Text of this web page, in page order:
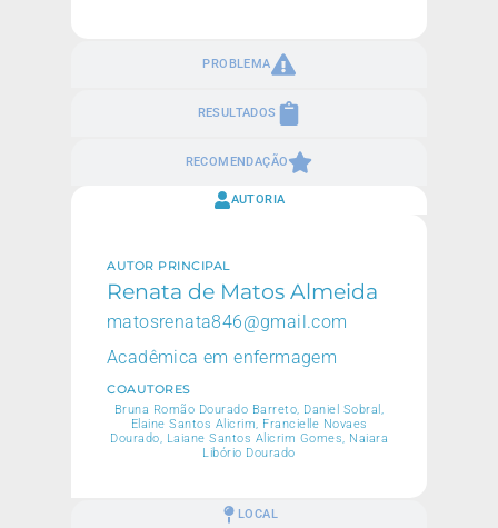
PROBLEMA
RESULTADOS
RECOMENDAÇÃO
AUTORIA
LOCAL
AUTOR PRINCIPAL
Renata de Matos Almeida
matosrenata846@gmail.com
Acadêmica em enfermagem
COAUTORES
Bruna Romão Dourado Barreto, Daniel Sobral,
Elaine Santos Alicrim, Francielle Novaes
Dourado, Laiane Santos Alicrim Gomes, Naiara
Libório Dourado